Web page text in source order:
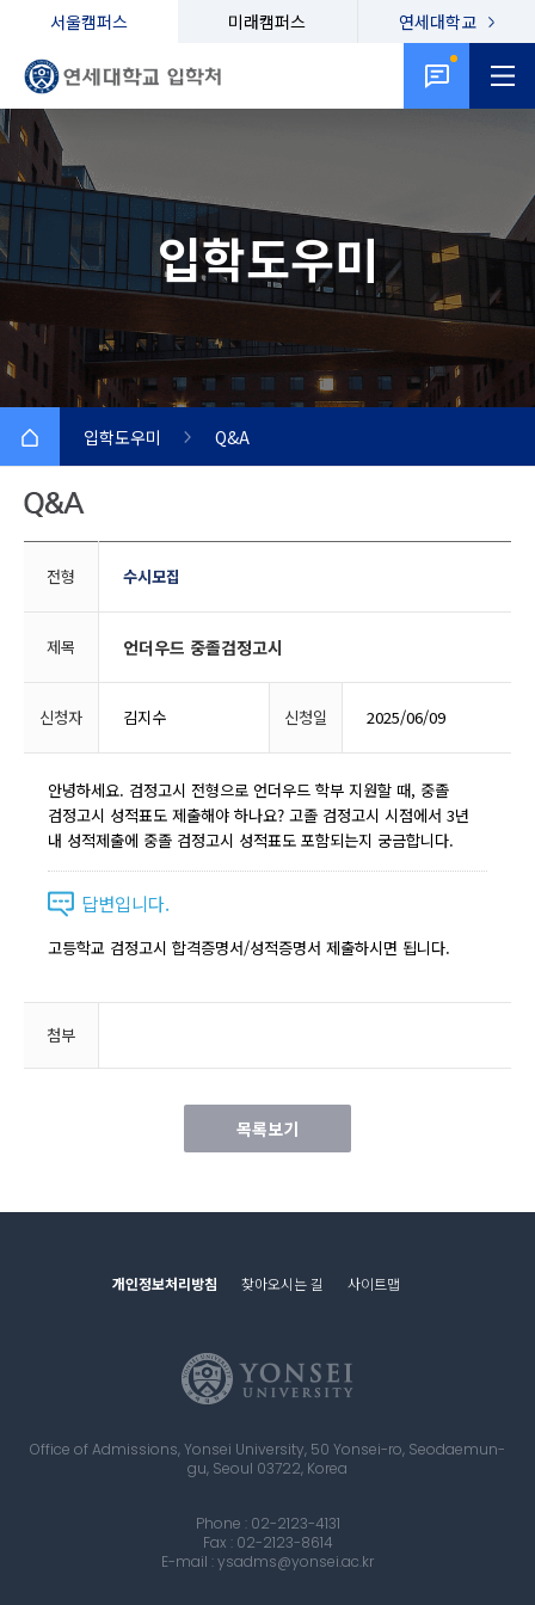
서울캠퍼스 미래캠퍼스 연세대학교
입학도우미
입학도우미 Q&A
전형 수시모집
제목 언더우드 중졸검정고시
신청자 김지수 신청일 2025/06/09
안녕하세요. 검정고시 전형으로 언더우드 학부 지원할 때, 중졸
검정고시 성적표도 제출해야 하나요? 고졸 검정고시 시점에서 3년
내 성적제출에 중졸 검정고시 성적표도 포함되는지 궁금합니다.
답변입니다.
고등학교 검정고시 합격증명서/성적증명서 제출하시면 됩니다.
첨부
목록보기
개인정보처리방침 찾아오시는 길 사이트맵
Office of Admissions, Yonsei University, 50 Yonsei-ro, Seodaemun-
gu, Seoul 03722, Korea
Phone : 02-2123-4131
Fax : 02-2123-8614
E-mail : ysadms@yonsei.ac.kr